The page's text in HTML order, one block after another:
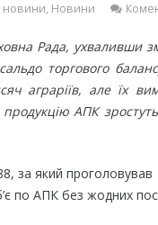
новини, Новини
Рада, ухваливши
торгового
аграріїв, але їх
продукцію АПК
за який проголовував
по АПК без жодних